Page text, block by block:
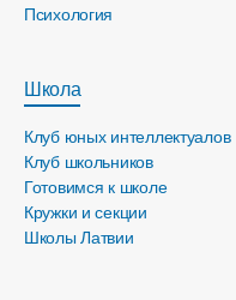
Психология
Школа
Клуб юных интеллектуалов
Клуб школьников
Готовимся к школе
Кружки и секции
Школы Латвии